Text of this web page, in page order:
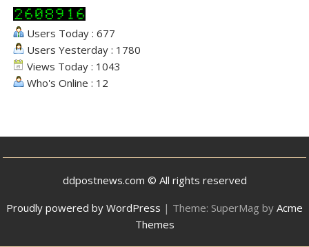
Users Today : 677
Users Yesterday : 1780
Views Today : 1043
Who's Online : 12
ddpostnews.com © All rights reserved
Proudly powered by WordPress | Theme: SuperMag by Acme
Themes